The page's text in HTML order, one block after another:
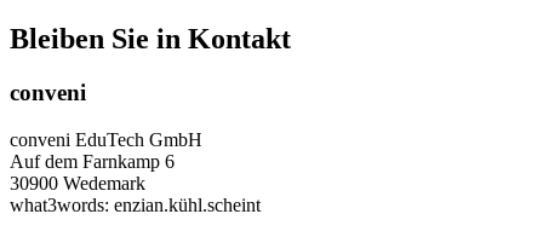
Bleiben Sie in Kontakt
conveni
conveni EduTech GmbH
Auf dem Farnkamp 6
30900 Wedemark
what3words: enzian.kühl.scheint